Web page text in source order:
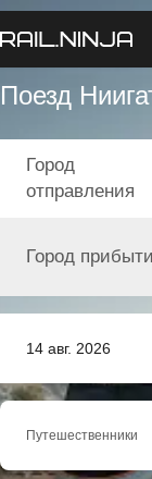
Поезд
14 авг. 2026
Город
отправления
Город
Путешественники